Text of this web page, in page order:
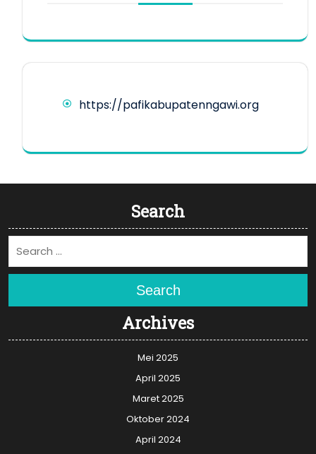
https://pafikabupatenngawi.org
Search
Search
Archives
Mei 2025
April 2025
Maret 2025
Oktober 2024
April 2024